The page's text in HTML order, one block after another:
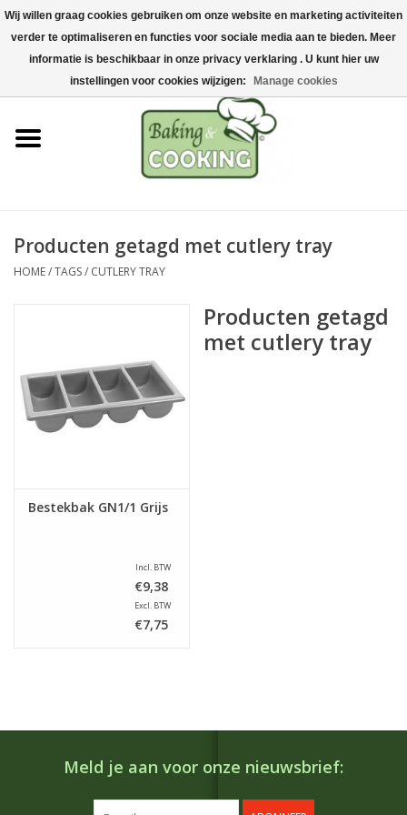
Home
Bak-& kookgerei
Machines & onderdelen
Chocolade & ijsbereiding
Hygiëne & opslag
Acties
Producten getagd met cutlery tray
HOME/TAGS/ CUTLERY TRAY
Bestekbak GN1/1 Grijs
Incl. BTW
€9,38
Excl. BTW
€7,75
Producten getagd
met cutlery tray
Meld je aan voor onze nieuwsbrief:
Wij willen graag cookies gebruiken om onze website en marketing activiteiten
verder te optimaliseren en functies voor sociale media aan te bieden. Meer
informatie is beschikbaar in onze privacy verklaring . U kunt hier uw
instellingen voor cookies wijzigen:
Manage cookies